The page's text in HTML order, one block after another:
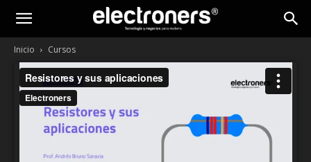
Inicio Cursos